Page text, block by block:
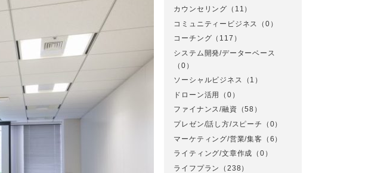
カウンセリング （11）
コミュニティービジネス
（0）
コーチング （117）
システム開発/データーベース
（0）
ソーシャルビジネス
（1）
ドローン活用
（0）
ファイナンス/融資 （58）
プレゼン/話し方/スピーチ
（0）
マーケティング/営業/集客 （6）
ライティング/文章作成 （0）
ライフプラン
（238）